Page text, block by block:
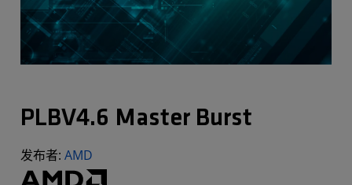
PLBV4.6 Master Burst
发布者: AMD